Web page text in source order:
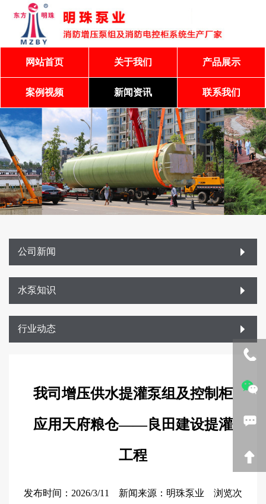
网站首页 关于我们 产品展示
案例视频 新闻资讯 联系我们
公司新闻
水泵知识
行业动态
我司增压供水提灌泵组及控制柜
应用天府粮仓——良田建设提灌
工程
发布时间：2026/3/11 新闻来源：明珠泵业 浏览次